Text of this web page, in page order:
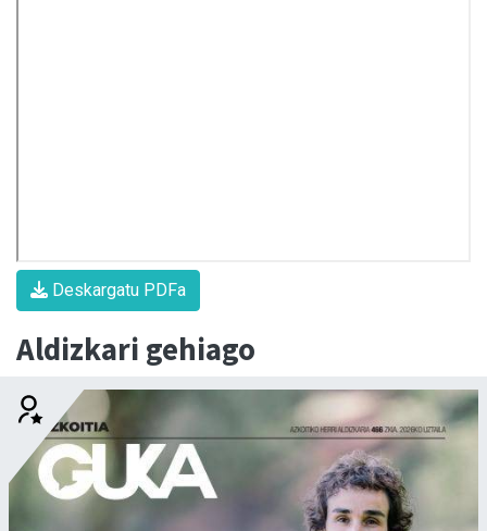
Deskargatu PDFa
Aldizkari gehiago